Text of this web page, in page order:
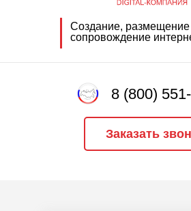
Создание, размещение
сопровождение
Заказать
8 (800)